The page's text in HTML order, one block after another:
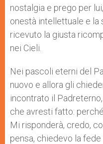
nostalgia e prego per
onestà intellettuale e la
ricevuto la giusta
nei Cieli.
Nei pascoli eterni del
nuovo e allora gli
incontrato il
che avresti fatto:
Mi risponderà, credo,
pensa, chiedevo la fede